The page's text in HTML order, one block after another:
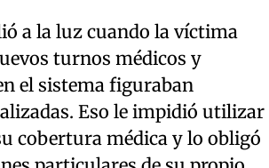
a la luz cuando la víctima
turnos médicos y
el sistema figuraban
Eso le impidió utilizar
cobertura médica y lo obligó